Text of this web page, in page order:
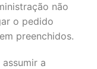
não
o pedido
preenchidos.
a